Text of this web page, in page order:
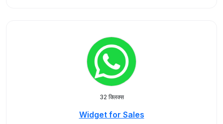
32 क्लिक्स
Widget for Sales